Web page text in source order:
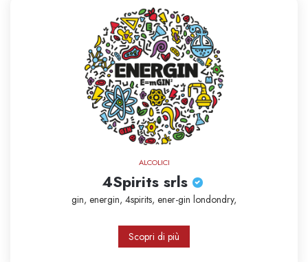
ALCOLICI
4Spirits srls
gin, energin, 4spirits, ener-gin londondry,
Scopri di più